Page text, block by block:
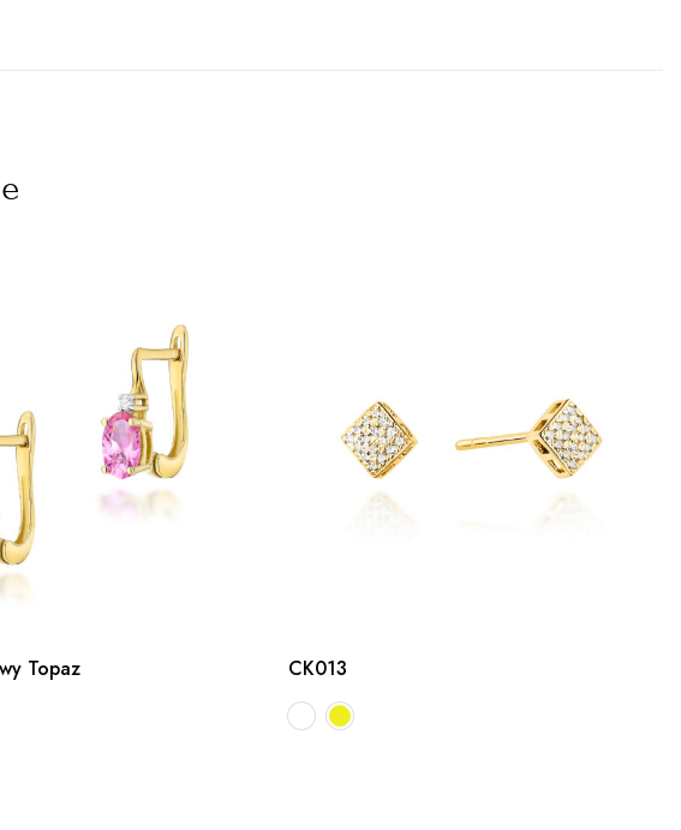
Topaz CK013